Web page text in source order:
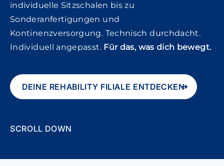
individuelle Sitzschalen bis zu
Sonderanfertigungen und
Kontinenzversorgung. Technisch durchdacht.
Individuell angepasst. Für das, was dich bewegt.
DEINE REHABILITY FILIALE ENTDECKEN
SCROLL DOWN